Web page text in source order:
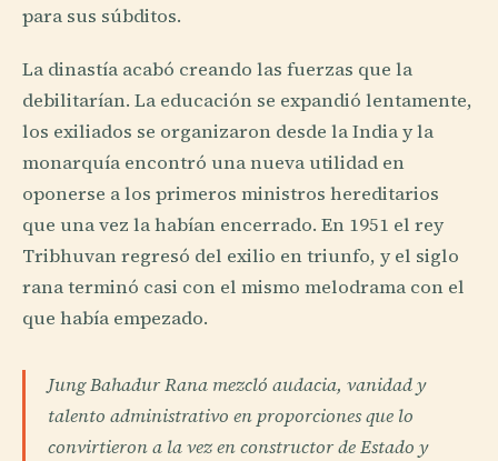
para sus súbditos.
La dinastía acabó creando las fuerzas que la
debilitarían. La educación se expandió lentamente,
los exiliados se organizaron desde la India y la
monarquía encontró una nueva utilidad en
oponerse a los primeros ministros hereditarios
que una vez la habían encerrado. En 1951 el rey
Tribhuvan regresó del exilio en triunfo, y el siglo
rana terminó casi con el mismo melodrama con el
que había empezado.
Jung Bahadur Rana mezcló audacia, vanidad y
talento administrativo en proporciones que lo
convirtieron a la vez en constructor de Estado y